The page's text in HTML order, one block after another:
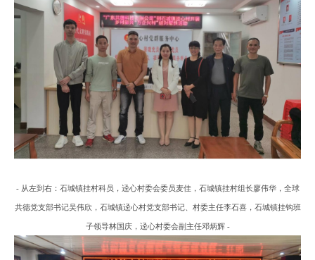
- 从左到右：石城镇挂村科员，迳心村委会委员麦佳，石城镇挂村组长廖伟华，全球
共德党支部书记吴伟欣， 石城镇迳心村党支部书记、 村委主任李石喜，石城镇挂钩班
子领导林国庆，迳心村委会副主任邓炳辉-